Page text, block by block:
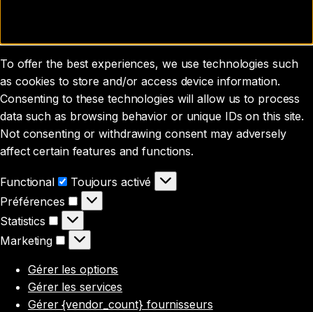
To offer the best experiences, we use technologies such
as cookies to store and/or access device information.
Consenting to these technologies will allow us to process
data such as browsing behavior or unique IDs on this site.
Not consenting or withdrawing consent may adversely
affect certain features and functions.
Functional Functional
Toujours activé
Préférences
Préférences
Statistics
Statistics
Marketing
Marketing
Gérer les options
Gérer les services
Gérer {vendor_count} fournisseurs